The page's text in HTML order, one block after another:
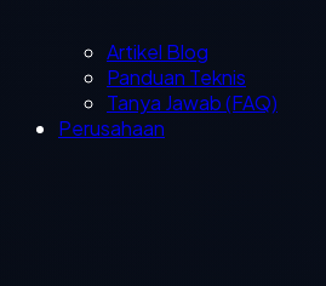
Artikel Blog
Panduan Teknis
Tanya Jawab (FAQ)
Perusahaan